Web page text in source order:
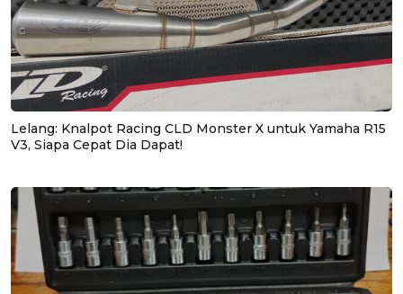
Lelang: Knalpot Racing CLD Monster X untuk Yamaha R15
V3, Siapa Cepat Dia Dapat!